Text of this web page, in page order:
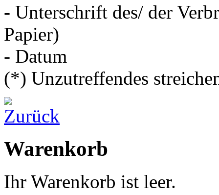
- Unterschrift des/ der
Papier)
- Datum
(*) Unzutreffendes
Warenkorb
Ihr Warenkorb ist leer.